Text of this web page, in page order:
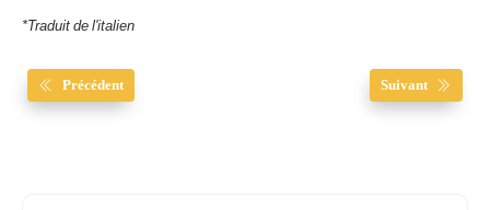
*Traduit de l'italien
Précédent Suivant